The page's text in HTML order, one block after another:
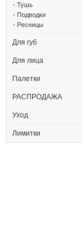
- Тушь
- Подводки
- Ресницы
Для губ
Для лица
Палетки
РАСПРОДАЖА
Уход
Лимитки